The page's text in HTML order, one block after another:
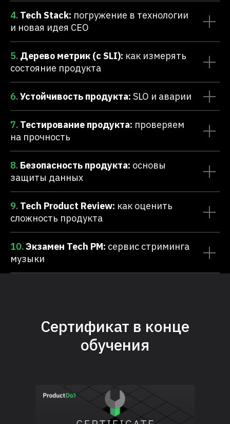
4. Tech Stack: погружение в технологии
и новая идея CEO
5. Дерево метрик (с SLI): как измерять
состояние продукта
6. Устойчивость продукта: SLO и аварии
7. Тестирование продукта: проверяем
на прочность
8. Безопасность продукта: основы
защиты данных
9. Tech Product Review: как оценить
сложность продукта
10. Экзамен Tech PM: сервис стриминга
музыки
Сертификат в конце
обучения